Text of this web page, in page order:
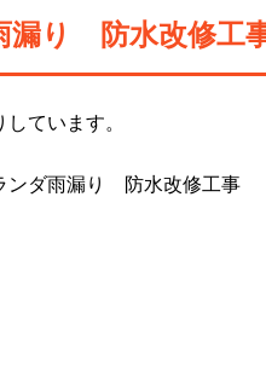
り 防水改修工
ています。